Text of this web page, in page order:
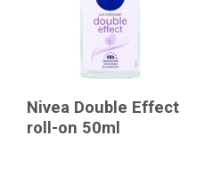
Nivea Double Effect
roll-on 50ml